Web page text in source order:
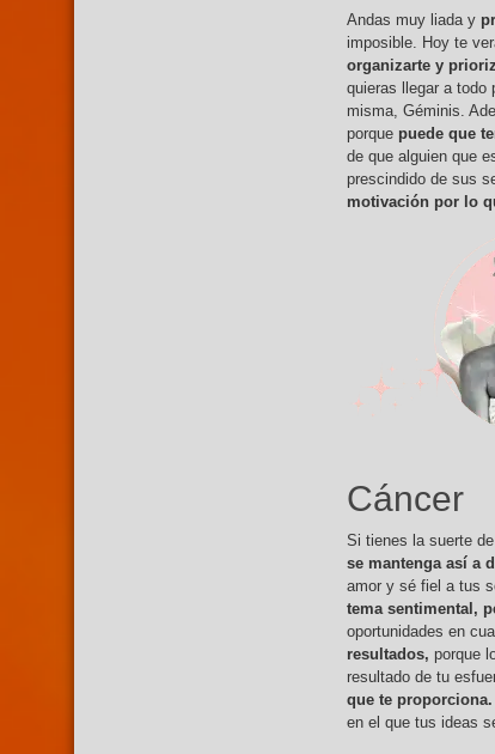
Andas muy liada y
imposible. Hoy te
organizarte y
quieras llegar a todo
misma, Géminis.
porque puede que
de que alguien que
prescindido de sus
motivación por lo
Cáncer
Si tienes la suerte
se mantenga así a
amor y sé fiel a tus
tema sentimental,
oportunidades en
resultados, porque
resultado de tu
que te proporciona.
en el que tus ideas